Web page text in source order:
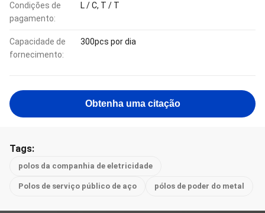
Condições de
pagamento:
L / C, T / T
Capacidade de
fornecimento:
300pcs por dia
Obtenha uma citação
Tags:
polos da companhia de eletricidade
Polos de serviço público de aço pólos de poder do metal